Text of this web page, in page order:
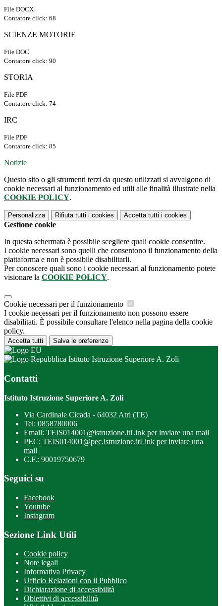
File DOCX
Contatore click: 68
SCIENZE MOTORIE
File DOC
Contatore click: 90
STORIA
File PDF
Contatore click: 74
IRC
File PDF
Contatore click: 85
Notizie
Questo sito o gli strumenti terzi da questo utilizzati si avvalgono di
cookie necessari al funzionamento ed utili alle finalità illustrate nella
COOKIE POLICY.
Personalizza Rifiuta tutti i cookies Accetta tutti i cookies
Gestione cookie
In questa schermata è possibile scegliere quali cookie consentire.
I cookie necessari sono quelli che consentono il funzionamento della
piattaforma e non è possibile disabilitarli.
Per conoscere quali sono i cookie necessari al funzionamento potete
visionare la COOKIE POLICY.
Cookie necessari per il funzionamento
I cookie necessari per il funzionamento non possono essere
disabilitati. È possibile consultare l'elenco nella pagina della cookie
policy.
Accetta tutti Salva le preferenze
Istituto Istruzione Superiore A. Zoli
Contatti
Istituto Istruzione Superiore A. Zoli
Via Cardinale Cicada - 64032 Atri (TE)
Tel: 0858780006
Email: TEIS014001@istruzione.itLink per inviare una mail
PEC: TEIS014001@pec.istruzione.itLink per inviare una
mail
C.F.: 90019750679
Seguici su
Facebook
Youtube
Instagram
Sezione Link Utili
Cookie policy
Note legali
Informativa Privacy
Ufficio Relazioni con il Pubblico
Dichiarazione di accessibilità
Obiettivi di accessibilità